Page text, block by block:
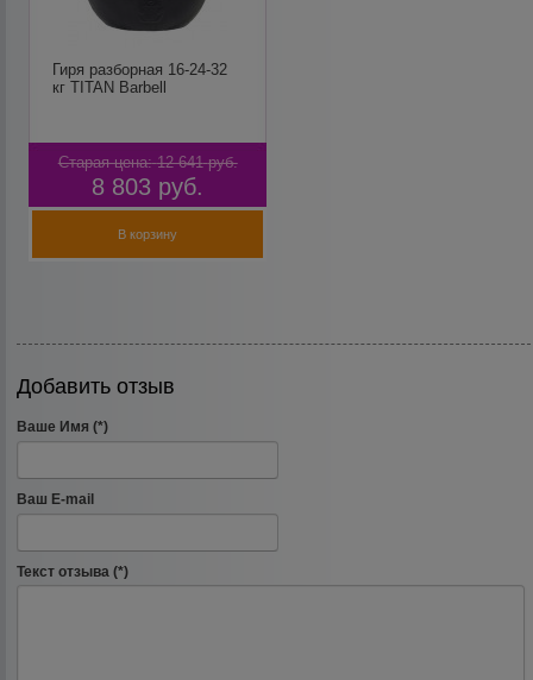
Гиря разборная 16-24-32
кг TITAN Barbell
Старая цена: 12 641 руб.
8 803 руб.
В корзину
Добавить отзыв
Ваше Имя (*)
Ваш E-mail
Текст отзыва (*)